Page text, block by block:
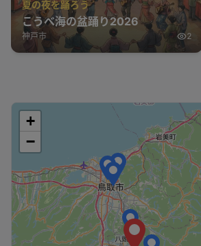
夏の夜を踊ろう
こうべ海の盆踊り2026
神戸市 2
+
−